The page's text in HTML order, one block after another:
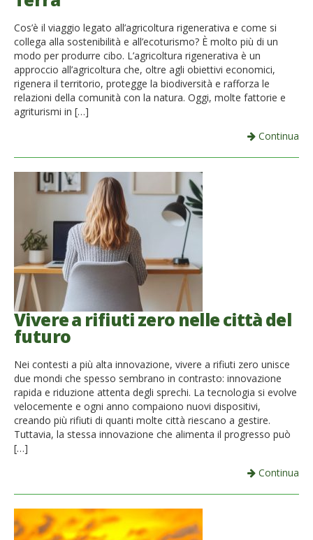
Cos’è il viaggio legato all’agricoltura rigenerativa e come si
collega alla sostenibilità e all’ecoturismo? È molto più di un
modo per produrre cibo. L’agricoltura rigenerativa è un
approccio all’agricoltura che, oltre agli obiettivi economici,
rigenera il territorio, protegge la biodiversità e rafforza le
relazioni della comunità con la natura. Oggi, molte fattorie e
agriturismi in […]
Continua
Vivere a rifiuti zero nelle città del
futuro
Nei contesti a più alta innovazione, vivere a rifiuti zero unisce
due mondi che spesso sembrano in contrasto: innovazione
rapida e riduzione attenta degli sprechi. La tecnologia si evolve
velocemente e ogni anno compaiono nuovi dispositivi,
creando più rifiuti di quanti molte città riescano a gestire.
Tuttavia, la stessa innovazione che alimenta il progresso può
[…]
Continua